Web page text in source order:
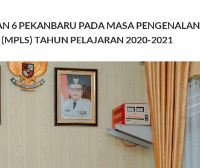
6 PEKANBARU PADA MASA PENGENALAN
TAHUN PELAJARAN 2020-2021